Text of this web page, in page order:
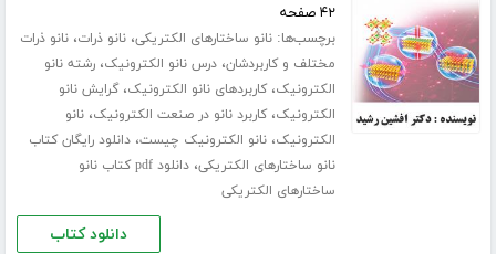
۴۲ صفحه
برچسب‌ها:نانو ساختارهای الکتریکی،نانو ذرات،نانو ذرات
مختلف و کاربردشان،درس نانو الکترونیک،رشته نانو
الکترونیک،کاربردهای نانو الکترونیک،گرایش نانو
الکترونیک،کاربرد نانو در صنعت الکترونیک،نانو
الکترونیک،نانو الکترونیک چیست،دانلود رایگان کتاب
نانو ساختارهای الکتریکی،
دانلود pdf کتاب نانو
ساختارهای الکتریکی
دانلود کتاب